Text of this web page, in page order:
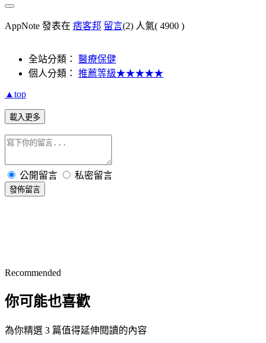
AppNote 發表在 痞客邦 留言(2) 人氣( 4900 )
全站分類： 醫療保健
個人分類： 推薦等級★★★★★
▲top
載入更多
公開留言 私密留言
發佈留言
Recommended
你可能也喜歡
為你精選 3 篇值得延伸閱讀的內容